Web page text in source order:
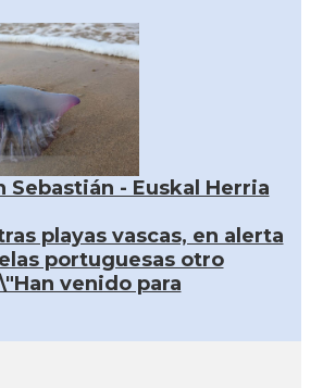
Sebastián - Euskal Herria
playas vascas, en alerta
portuguesas otro
venido para